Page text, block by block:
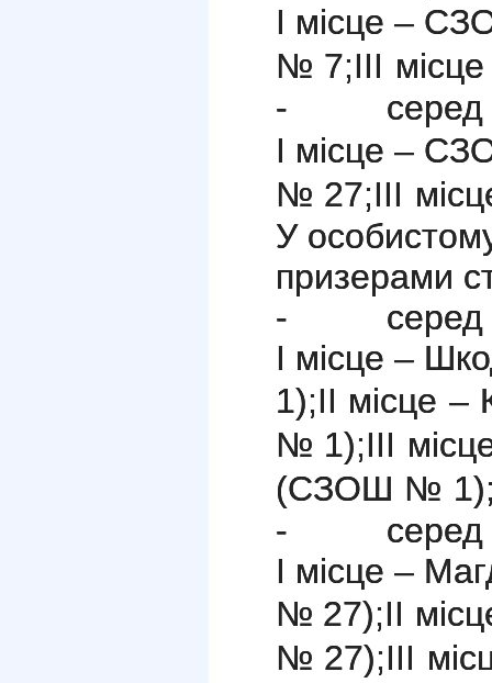
І місце –
№ 7;ІІІ
- серед
І місце –
№ 27;ІІІ
У
призерами
- серед
І місце –
1);ІІ місце
№ 1);ІІІ
(СЗОШ №
- серед
І місце –
№ 27);ІІ
№ 27);ІІІ